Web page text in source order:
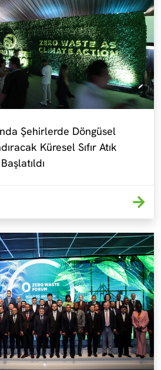
Şehirlerde Döngüsel
Küresel Sıfır Atık